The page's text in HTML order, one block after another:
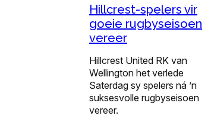
Hillcrest-spelers vir
goeie rugbyseisoen
vereer
Hillcrest United RK van
Wellington het verlede
Saterdag sy spelers ná ’n
suksesvolle rugbyseisoen
vereer.